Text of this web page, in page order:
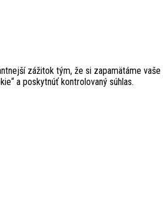
zážitok tým, že si zapamätáme
a poskytnúť kontrolovaný súhlas.